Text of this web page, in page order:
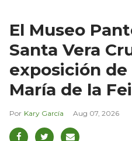
El Museo
Santa Vera
exposición
María de la
Kary García Aug 07, 2026